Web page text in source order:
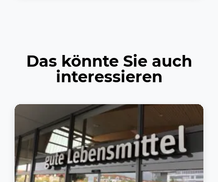
Das könnte Sie auch
interessieren